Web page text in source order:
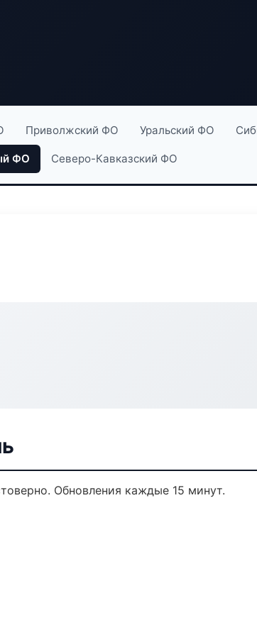
Приволжский ФО Уральский ФО
ФО Северо-Кавказский ФО
Обновления каждые 15 минут.